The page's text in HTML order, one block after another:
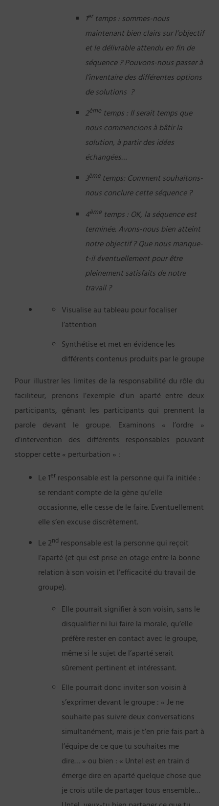
1ertemps : sommes-nous
maintenant bien clairs sur l’objectif
et le délivrable attendu en fin de
séquence ? Pouvons-nous passer à
l’inventaire des différentes options
de solutions ?
2ème temps : Il serait temps que
nous commencions à bâtir la
solution, à partir des idées
échangées…
3ème temps: Comment souhaitons-
nous conclure cette séquence ?
4ème temps : OK, la séquence est
terminée. Avons-nous bien atteint
notre objectif ? Que nous manque-
t-il éventuellement pour être
pleinement satisfaits de notre
travail ?
Visualise au tableau pour focaliser
l’attention
Synthétise et met en évidence les
différents contenus produits par le groupe
Pour illustrer les limites de la responsabilité du rôle du
faciliteur, prenons l’exemple d’un aparté entre deux
participants, gênant les participants qui prennent la
parole devant le groupe. Examinons « l’ordre »
d’intervention des différents responsables pouvant
stopper cette « perturbation » :
Le 1er responsable est la personne qui l’a initiée :
se rendant compte de la gène qu’elle
occasionne, elle cesse de le faire. Eventuellement
elle s’en excuse discrètement.
Le 2nd responsable est la personne qui reçoit
l’aparté (et qui est prise en otage entre la bonne
relation à son voisin et l’efficacité du travail de
groupe).
Elle pourrait signifier à son voisin, sans le
disqualifier ni lui faire la morale, qu’elle
préfère rester en contact avec le groupe,
même si le sujet de l’aparté serait
sûrement pertinent et intéressant.
Elle pourrait donc inviter son voisin à
s’exprimer devant le groupe : « Je ne
souhaite pas suivre deux conversations
simultanément, mais je t’en prie fais part à
l’équipe de ce que tu souhaites me
dire… » ou bien : « Untel est en train d
émerge dire en aparté quelque chose que
je crois utile de partager tous ensemble…